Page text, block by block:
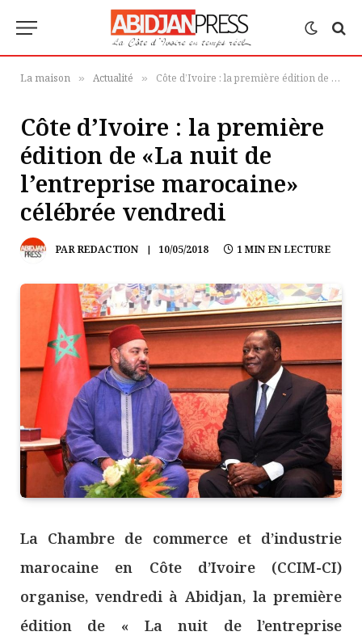
La maison » Actualité » Côte d’Ivoire : la première édition de «La nuit de l’entreprise marocaine» célébrée vendredi
Côte d’Ivoire : la première
édition de «La nuit de
l’entreprise marocaine»
célébrée vendredi
PARREDACTION 10/05/2018 1 MIN EN LECTURE
La Chambre de commerce et d’industrie
marocaine en Côte d’Ivoire (CCIM-CI)
organise, vendredi à Abidjan, la première
édition de « La nuit de l’entreprise